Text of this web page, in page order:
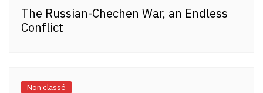
The Russian-Chechen War, an Endless
Conflict
Non classé